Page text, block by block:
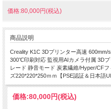
価格:80,000円(税込)
商品説明
Creality K1C 3Dプリンター高速
300℃印刷対応 監視用AIカメラ付属 3D
レード 静音モード 炭素繊維/Hyper/CF
ズ220*220*250ｍｍ【PSE認証＆日本語UI
価格:80,000円(税込)